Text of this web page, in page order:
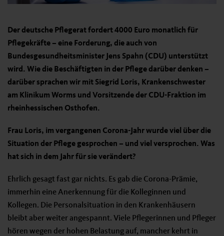
Der deutsche Pflegerat fordert 4000 Euro monatlich für
Pflegekräfte – eine Forderung, die auch von
Bundesgesundheitsminister Jens Spahn (CDU) unterstützt
wird. Wie die Beschäftigten in der Pflege darüber denken –
darüber sprachen wir mit Siegrid Loris, Krankenschwester
am Klinikum Worms und Vorsitzende der CDU-Fraktion im
rheinhessischen Osthofen.
Frau Loris, im vergangenen Corona-Jahr wurde viel über die
Situation der Pflege gesprochen – und viel versprochen. Was
hat sich in dem Jahr für sie verändert?
Ehrlich gesagt fast gar nichts. Es gab die Corona-Prämie,
immerhin eine Anerkennung für die Kolleginnen und
Kollegen. Die Personalsituation in den Krankenhäusern
bleibt aber weiter angespannt. Viele Pflegerinnen und Pfleger
hören wegen der hohen Belastung auf, mancher kehrt in